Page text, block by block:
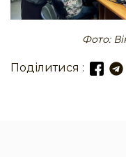
Фото:
Поділитися :